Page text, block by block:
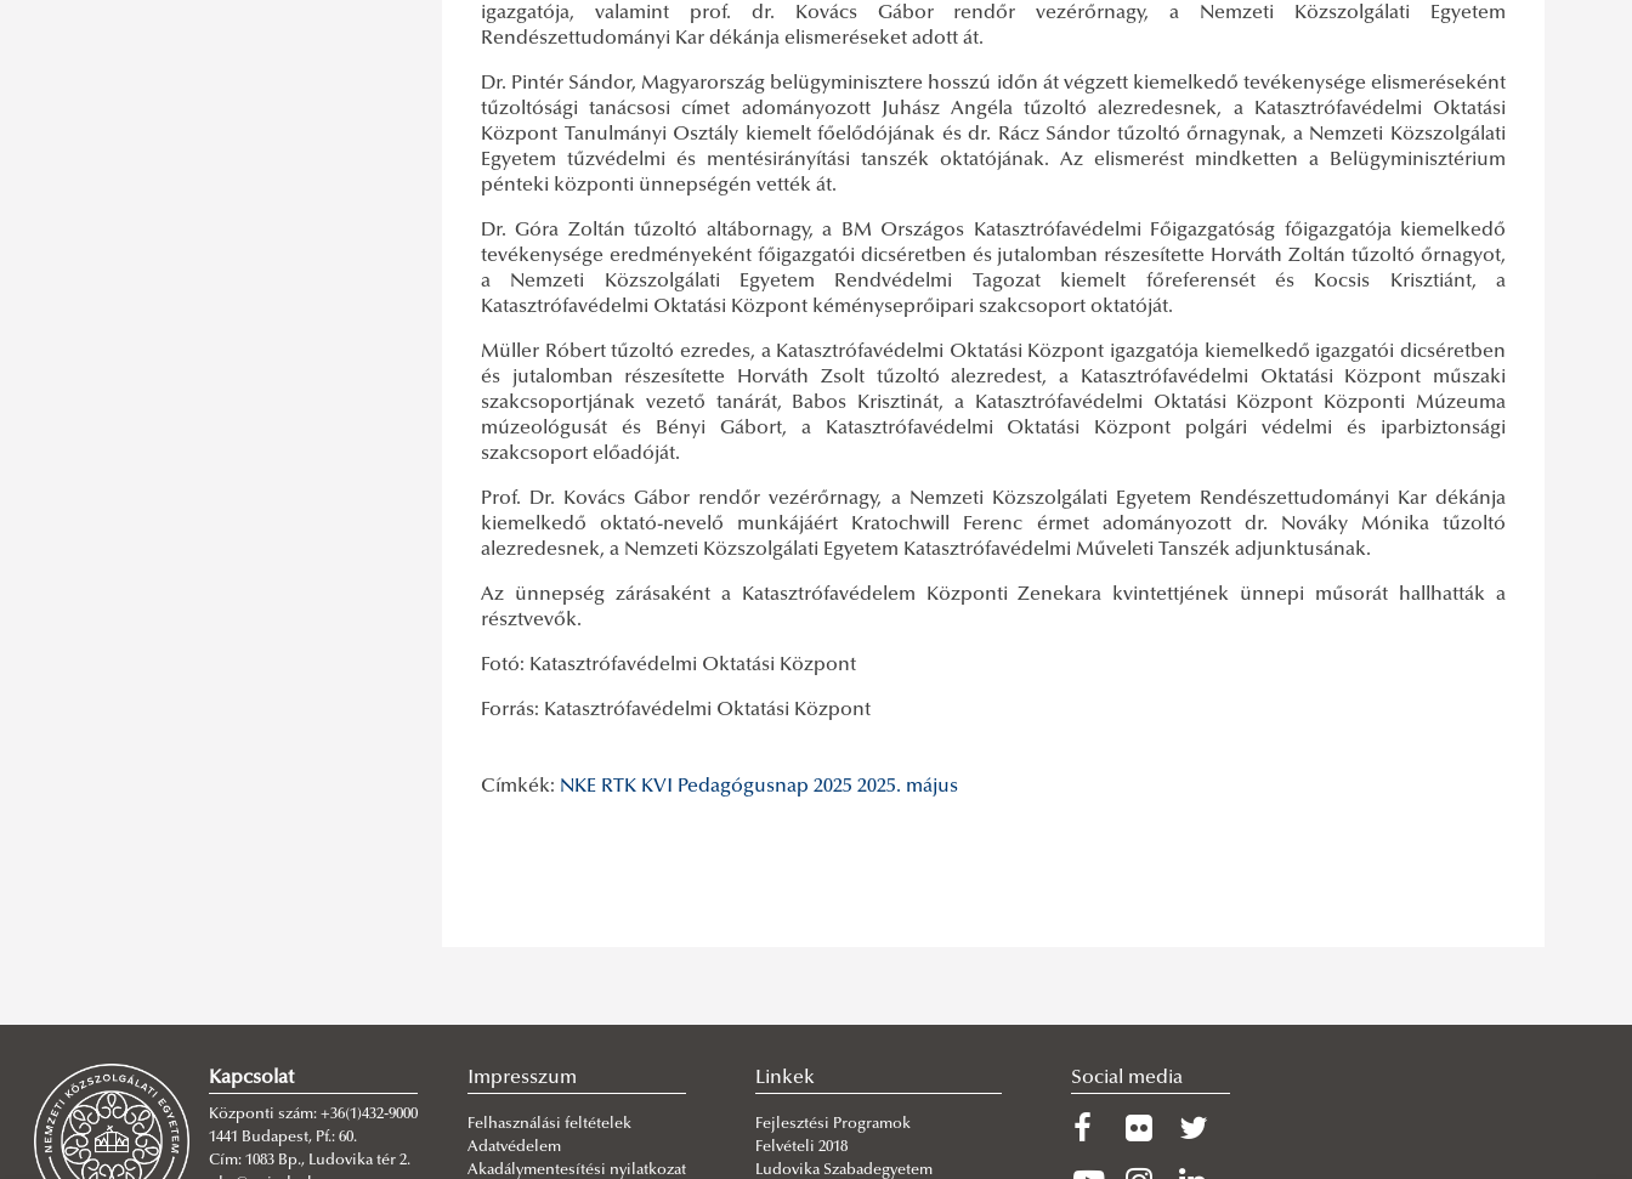
igazgatója, valamint prof. dr. Kovács Gábor rendőr vezérőrnagy, a Nemzeti Közszolgálati Egyetem
Rendészettudományi Kar dékánja elismeréseket adott át.
Dr. Pintér Sándor, Magyarország belügyminisztere hosszú időn át végzett kiemelkedő tevékenysége elismeréseként
tűzoltósági tanácsosi címet adományozott Juhász Angéla tűzoltó alezredesnek,
a Katasztrófavédelmi Oktatási
Központ Tanulmányi Osztály kiemelt főelődójának és dr. Rácz Sándor tűzoltó őrnagynak, a Nemzeti Közszolgálati
Egyetem tűzvédelmi és mentésirányítási tanszék oktatójának. Az elismerést mindketten a Belügyminisztérium
pénteki központi ünnepségén vették át.
Dr. Góra Zoltán tűzoltó altábornagy, a BM Országos Katasztrófavédelmi Főigazgatóság főigazgatója kiemelkedő
tevékenysége eredményeként főigazgatói dicséretben és jutalomban részesítette Horváth Zoltán tűzoltó őrnagyot,
a Nemzeti Közszolgálati Egyetem Rendvédelmi Tagozat kiemelt főreferensét és Kocsis Krisztiánt,
a
Katasztrófavédelmi Oktatási Központ kéményseprőipari szakcsoport oktatóját.
Müller Róbert tűzoltó ezredes, a Katasztrófavédelmi Oktatási Központ igazgatója kiemelkedő igazgatói dicséretben
és jutalomban részesítette Horváth Zsolt tűzoltó alezredest, a Katasztrófavédelmi Oktatási Központ műszaki
szakcsoportjának vezető tanárát, Babos Krisztinát, a Katasztrófavédelmi Oktatási Központ Központi Múzeuma
múzeológusát és Bényi Gábort, a Katasztrófavédelmi Oktatási Központ polgári védelmi és iparbiztonsági
szakcsoport előadóját.
Prof. Dr. Kovács Gábor rendőr vezérőrnagy, a Nemzeti Közszolgálati Egyetem Rendészettudományi Kar dékánja
kiemelkedő oktató-nevelő munkájáért Kratochwill Ferenc érmet adományozott dr. Nováky Mónika tűzoltó
alezredesnek, a Nemzeti Közszolgálati Egyetem Katasztrófavédelmi Műveleti Tanszék adjunktusának.
Az ünnepség zárásaként a Katasztrófavédelem Központi Zenekara kvintettjének ünnepi műsorát hallhatták a
résztvevők.
Fotó: Katasztrófavédelmi Oktatási Központ
Forrás: Katasztrófavédelmi Oktatási Központ
Címkék: NKE RTK KVI Pedagógusnap 2025 2025. május
Kapcsolat
Központi szám: +36(1)432-9000
1441 Budapest, Pf.: 60.
Cím: 1083 Bp., Ludovika tér 2.
Impresszum
Felhasználási feltételek
Adatvédelem
Akadálymentesítési nyilatkozat
Linkek
Fejlesztési Programok
Felvételi 2018
Ludovika Szabadegyetem
Social media